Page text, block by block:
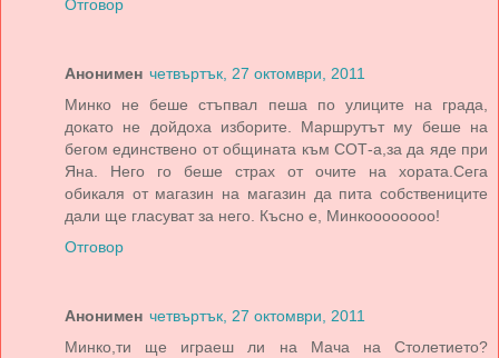
Отговор
Анонимен четвъртък, 27 октомври, 2011
Минко не беше стъпвал пеша по улиците на града,
докато не дойдоха изборите. Маршрутът му беше на
бегом единствено от общината към СОТ-а,за да яде при
Яна. Него го беше страх от очите на хората.Сега
обикаля от магазин на магазин да пита собствениците
дали ще гласуват за него. Късно е, Минкоооооооо!
Отговор
Анонимен четвъртък, 27 октомври, 2011
Минко,ти ще играеш ли на Мача на Столетието?